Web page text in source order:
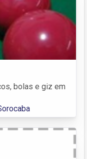
bolas e giz em